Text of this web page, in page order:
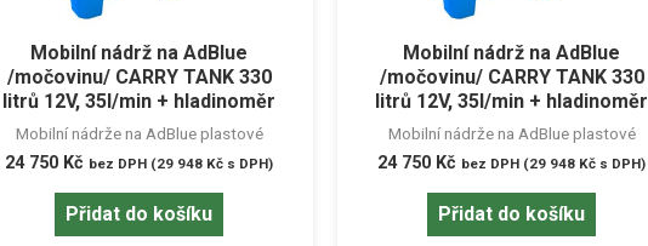
Mobilní nádrž na AdBlue
/močovinu/ CARRY TANK 330
litrů 12V, 35l/min + hladinoměr
Mobilní nádrže na AdBlue plastové
24 750 Kč bez DPH (29 948 Kč s DPH)
Přidat do košíku
Mobilní nádrž na AdBlue
/močovinu/ CARRY TANK 330
litrů 12V, 35l/min + hladinoměr
Mobilní nádrže na AdBlue plastové
24 750 Kč bez DPH (29 948 Kč s DPH)
Přidat do košíku